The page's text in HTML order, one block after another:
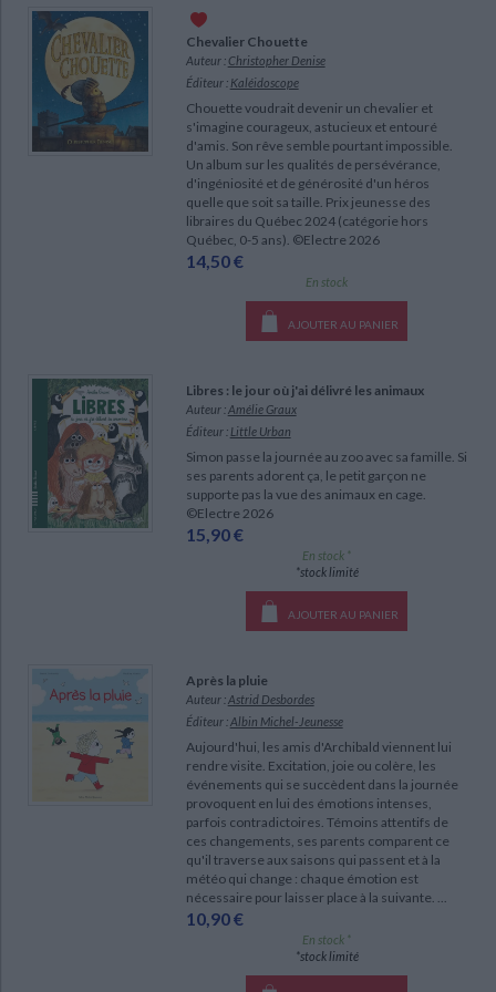
CHARGEMENT...
Bibliothèque de la Pléiade
Classiques scolaires Littérature ancienne et médiévale
Littérature de voyage Audio - Livres lus
Littérature en version originale Humour
Ecologie - Environnement
Histoire de France
Histoire - Généralités
Histoire ancienne Géographie
Danse
Chevalier Chouette
Auteur : Christopher Denise
Éditeur : Kaléidoscope
Chouette voudrait devenir un chevalier et
s'imagine courageux, astucieux et entouré
d'amis. Son rêve semble pourtant impossible.
Un album sur les qualités de persévérance,
d'ingéniosité et de générosité d'un héros
quelle que soit sa taille. Prix jeunesse des
libraires du Québec 2024 (catégorie hors
Québec, 0-5 ans). ©Electre 2026
14,50 €
En stock
AJOUTER AU PANIER
Libres : le jour où j'ai délivré les animaux
Auteur :Amélie Graux
Éditeur : Little Urban
Simon passe la journée au zoo avec sa famille. Si
ses parents adorent ça, le petit garçon ne
supporte pas la vue des animaux en cage.
©Electre 2026
15,90 €
En stock *
*stock limité
AJOUTER AU PANIER
Après la pluie
Auteur :Astrid Desbordes
Éditeur :Albin Michel-Jeunesse
Aujourd'hui, les amis d'Archibald viennent lui
rendre visite. Excitation, joie ou colère, les
événements qui se succèdent dans la journée
provoquent en lui des émotions intenses,
parfois contradictoires. Témoins attentifs de
ces changements, ses parents comparent ce
qu'il traverse aux saisons qui passent et à la
météo qui change : chaque émotion est
nécessaire pour laisser place à la suivante. ...
10,90 €
En stock *
*stock limité